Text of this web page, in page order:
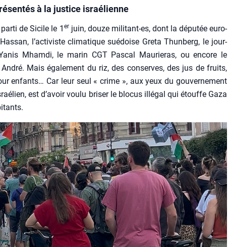
à la justice israélienne
de Sicile le 1 erjuin, douze mili­tant-es, dont la dépu­tée euro­
l’activiste cli­ma­tique sué­doise Gre­ta Thun­berg, le jour­
Mham­di, le marin CGT Pas­cal Mau­rie­ras, ou encore le
Mais éga­le­ment du riz, des conserves, des jus de fruits,
enfants… Car leur seul « crime », aux yeux du gou­ver­ne­ment
est d’a­voir vou­lu bri­ser le blo­cus illé­gal qui étouffe Gaza